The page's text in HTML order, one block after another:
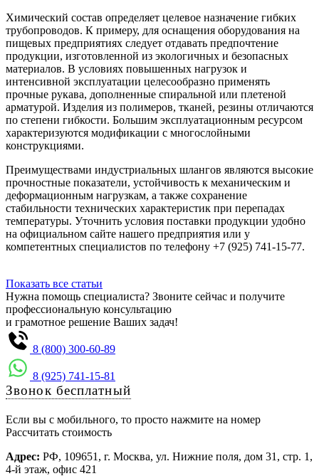
Химический состав определяет целевое назначение гибких
трубопроводов. К примеру, для оснащения оборудования на
пищевых предприятиях следует отдавать предпочтение
продукции, изготовленной из экологичных и безопасных
материалов. В условиях повышенных нагрузок и
интенсивной эксплуатации целесообразно применять
прочные рукава, дополненные спиральной или плетеной
арматурой. Изделия из полимеров, тканей, резины отличаются
по степени гибкости. Большим эксплуатационным ресурсом
характеризуются модификации с многослойными
конструкциями.
Преимуществами индустриальных шлангов являются высокие
прочностные показатели, устойчивость к механическим и
деформационным нагрузкам, а также сохранение
стабильности технических характеристик при перепадах
температуры. Уточнить условия поставки продукции удобно
на официальном сайте нашего предприятия или у
компетентных специалистов по телефону +7 (925) 741-15-77.
Показать все статьи
Нужна помощь специалиста? Звоните сейчас и получите
профессиональную консультацию
и грамотное решение Ваших задач!
8 (800) 300-60-89
8 (925) 741-15-81
Звонок бесплатный
Если вы с мобильного, то просто нажмите на номер
Рассчитать стоимость
Адрес: РФ, 109651, г. Москва, ул. Нижние поля, дом 31, стр. 1,
4-й этаж, офис 421